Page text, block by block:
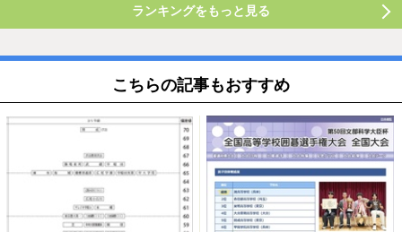
ランキングをもっと見る
こちらの記事もおすすめ